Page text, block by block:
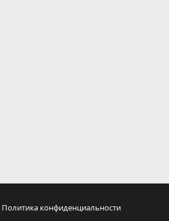
Политика конфиденциальности